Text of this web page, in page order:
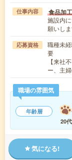
仕事内容 食品加工
施設内
願いし
応募資格
職種未
要
【来社
ー、主
職場の雰囲気
年齢層
20代
気になる!